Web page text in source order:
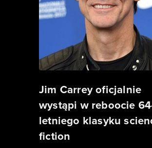
Jim Carrey oficjalnie
wystąpi w reboocie
letniego klasyku
fiction